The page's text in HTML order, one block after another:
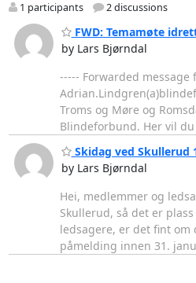
1 participants 2 discussions
FWD: Temamøte
by Lars Bjørndal
----- Forwarded message
Troms og Møre og
Blindeforbund. Her vil
Skidag ved Skullerud
by Lars Bjørndal
Hei, medlemmer og
Skullerud, så det er
ledsagere, er det fint om
påmelding innen 31.